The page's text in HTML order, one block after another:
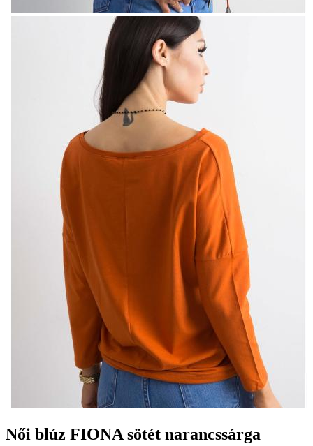
Női blúz FIONA sötét narancssárga